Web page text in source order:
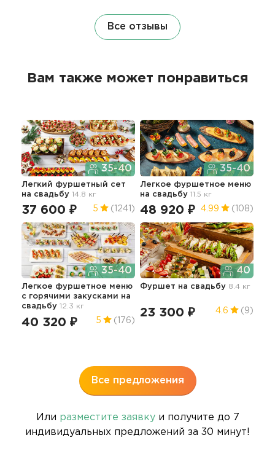
Все отзывы
Вам также может понравиться
35-40
Легкий фуршетный сет
на свадьбу 14.8 кг
37 600 ₽ 5 (1241)
35-40
Легкое фуршетное меню
на свадьбу 11.5 кг
48 920 ₽ 4.99 (108)
35-40
Легкое фуршетное меню
c горячими закусками на
свадьбу 12.3 кг
40 320 ₽ 5 (176)
40
Фуршет на свадьбу 8.4 кг
23 300 ₽ 4.6 (9)
Все предложения
Или разместите заявкуи получите до 7
индивидуальных предложений за 30 минут!